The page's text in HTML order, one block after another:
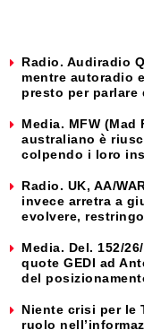
Radio. Audiradio
mentre autoradio
presto per parlare
Media. MFW
australiano è
colpendo i loro
Radio. UK, AA/
invece arretra a
evolvere,
Media. Del. 152/
quote GEDI ad
del
Niente crisi per le
ruolo